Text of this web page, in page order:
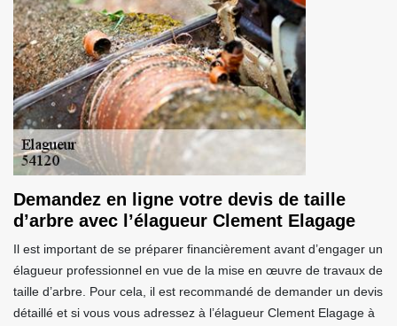
Demandez en ligne votre devis de taille
d’arbre avec l’élagueur Clement Elagage
Il est important de se préparer financièrement avant d’engager un
élagueur professionnel en vue de la mise en œuvre de travaux de
taille d’arbre. Pour cela, il est recommandé de demander un devis
détaillé et si vous vous adressez à l’élagueur Clement Elagage à